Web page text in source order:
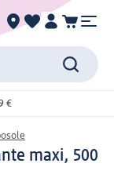
€
maxi, 500